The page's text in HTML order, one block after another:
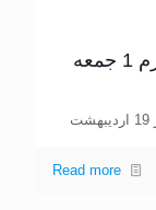
شروع دوره مکالمه زبان فرانسه ترم 1 جمعه
Read more